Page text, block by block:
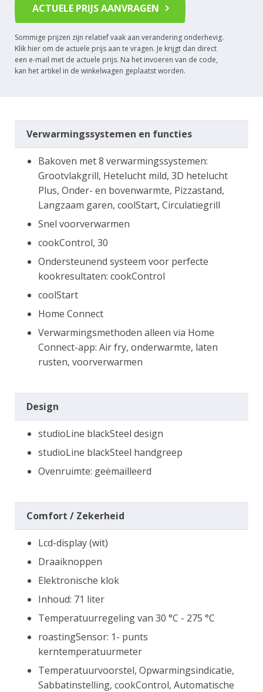
ACTUELE PRIJS AANVRAGEN
Sommige prijzen zijn relatief vaak aan verandering onderhevig.
Klik hier om de actuele prijs aan te vragen. Je krijgt dan direct
een e-mail met de actuele prijs. Na het invoeren van de code,
kan het artikel in de winkelwagen geplaatst worden.
Verwarmingssystemen en functies
Bakoven met 8 verwarmingssystemen:
Grootvlakgrill, Hetelucht mild, 3D hetelucht
Plus, Onder- en bovenwarmte, Pizzastand,
Langzaam garen, coolStart, Circulatiegrill
Snel voorverwarmen
cookControl, 30
Ondersteunend systeem voor perfecte
kookresultaten: cookControl
coolStart
Home Connect
Verwarmingsmethoden alleen via Home
Connect-app: Air fry, onderwarmte, laten
rusten, voorverwarmen
Design
studioLine blackSteel design
studioLine blackSteel handgreep
Ovenruimte: geëmailleerd
Comfort / Zekerheid
Lcd-display (wit)
Draaiknoppen
Elektronische klok
Inhoud: 71 liter
Temperatuurregeling van 30 °C - 275 °C
roastingSensor: 1- punts
kerntemperatuurmeter
Temperatuurvoorstel, Opwarmingsindicatie,
Sabbatinstelling, cookControl, Automatische